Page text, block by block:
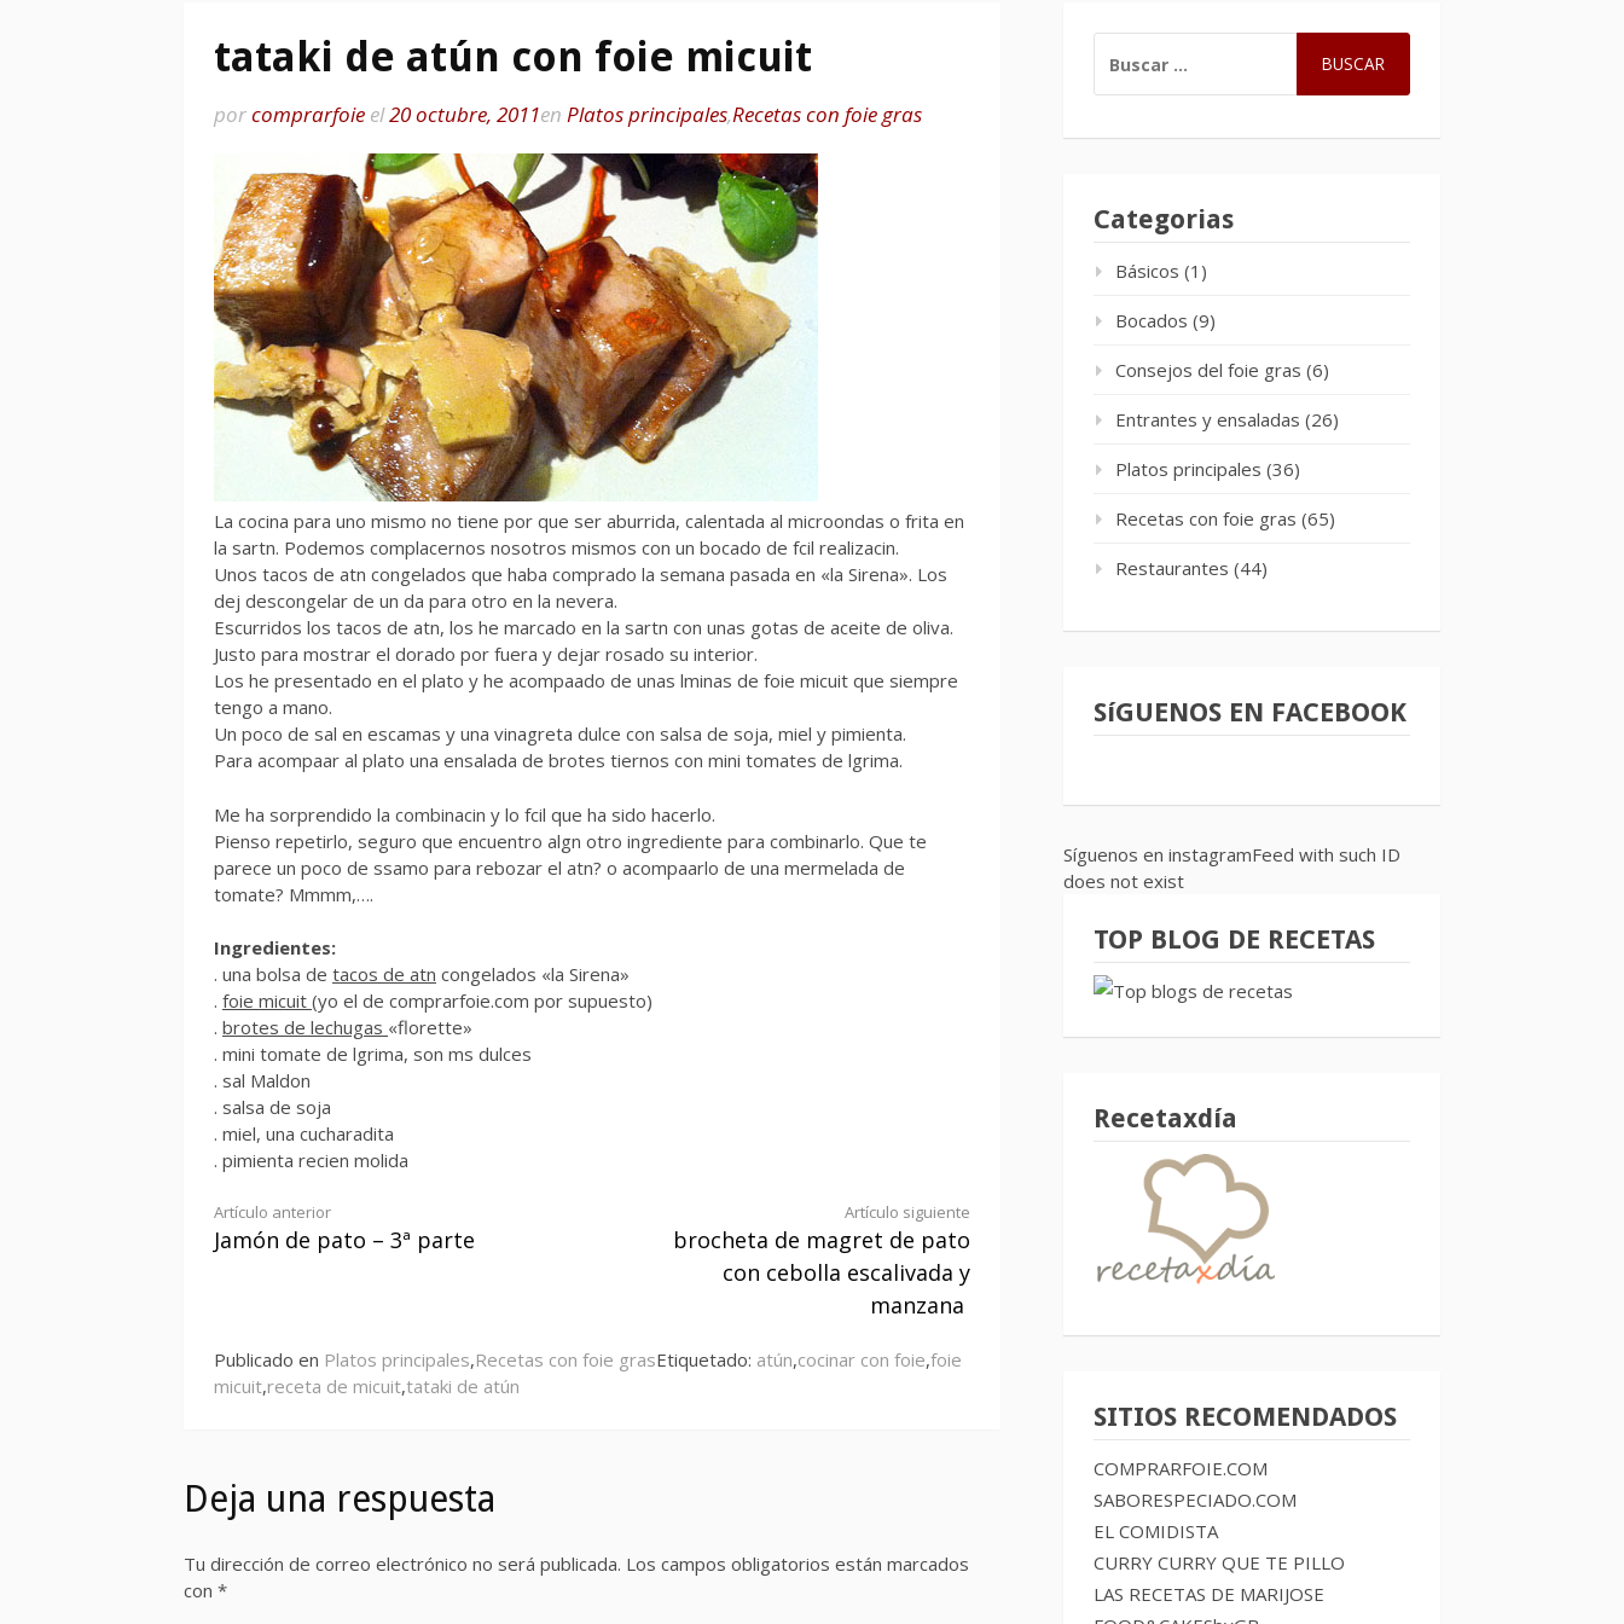
tataki de atún con foie micuit
porcomprarfoie el20 octubre, 2011en Platos principales,Recetas con foie gras
La cocina para uno mismo no tiene por que ser aburrida, calentada al microondas o frita en
la sartn. Podemos complacernos nosotros mismos con un bocado de fcil realizacin.
Unos tacos de atn congelados que haba comprado la semana pasada en «la Sirena». Los
dej descongelar de un da para otro en la nevera.
Escurridos los tacos de atn, los he marcado en la sartn con unas gotas de aceite de oliva.
Justo para mostrar el dorado por fuera y dejar rosado su interior.
Los he presentado en el plato y he acompaado de unas lminas de foie micuit que siempre
tengo a mano.
Un poco de sal en escamas y una vinagreta dulce con salsa de soja, miel y pimienta.
Para acompaar al plato una ensalada de brotes tiernos con mini tomates de lgrima.
Me ha sorprendido la combinacin y lo fcil que ha sido hacerlo.
Pienso repetirlo, seguro que encuentro algn otro ingrediente para combinarlo. Que te
parece un poco de ssamo para rebozar el atn? o acompaarlo de una mermelada de
tomate? Mmmm,….
Ingredientes:
. una bolsa de tacos de atn congelados «la Sirena»
. foie micuit (yo el de comprarfoie.com por supuesto)
. brotes de lechugas «florette»
. mini tomate de lgrima, son ms dulces
. sal Maldon
. salsa de soja
. miel, una cucharadita
. pimienta recien molida
Seguir
leyendo
Artículo anterior
Jamón de pato – 3ª parte
Artículo siguiente
brocheta de magret de pato
con cebolla escalivada y
manzana
Publicado en Platos principales,Recetas con foie grasEtiquetado: atún,cocinar con foie,foie
micuit,receta de micuit,tataki de atún
Deja una respuesta
Tu dirección de correo electrónico no será publicada. Los campos obligatorios están marcados
con *
Categorias
Básicos (1)
Bocados (9)
Consejos del foie gras (6)
Entrantes y ensaladas (26)
Platos principales (36)
Recetas con foie gras (65)
Restaurantes (44)
SíGUENOS EN FACEBOOK
Síguenos en instagramFeed with such ID
does not exist
TOP BLOG DE RECETAS
Recetaxdía
SITIOS RECOMENDADOS
COMPRARFOIE.COM
SABORESPECIADO.COM
EL COMIDISTA
CURRY CURRY QUE TE PILLO
LAS RECETAS DE MARIJOSE